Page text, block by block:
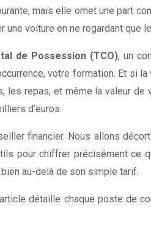
mais elle omet une part
voiture en ne regardant que
de Possession (TCO), un
votre formation. Et si
repas, et même la valeur de
d’euros.
financier. Nous allons
pour chiffrer précisément
au-delà de son simple tarif.
détaille chaque poste de